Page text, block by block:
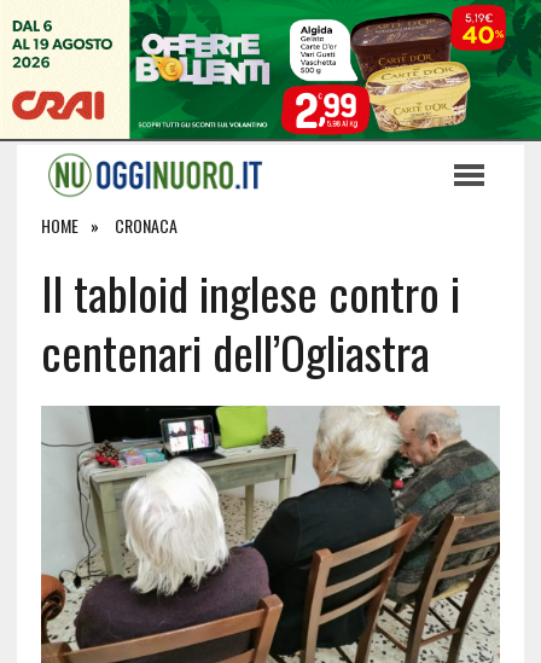
HOME CRONACA
Il tabloid inglese contro i
centenari dell’Ogliastra